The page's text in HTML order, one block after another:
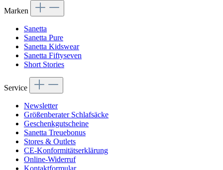
Marken
Sanetta
Sanetta Pure
Sanetta Kidswear
Sanetta Fiftyseven
Short Stories
Service
Newsletter
Größenberater Schlafsäcke
Geschenkgutscheine
Sanetta Treuebonus
Stores & Outlets
CE-Konformitätserklärung
Online-Widerruf